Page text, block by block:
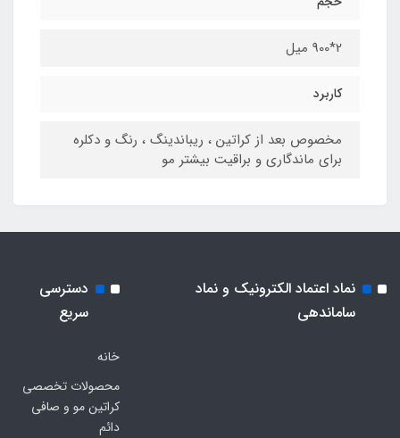
2*900 میل
کاربرد
مخصوص بعد از کراتین ، ریباندینگ ، رنگ و دکلره
برای ماندگاری و براقیت بیشتر مو
نماد اعتماد الکترونیک و نماد
ساماندهی
دسترسی
سریع
خانه
محصولات تخصصی
کراتین مو و صافی
دائم